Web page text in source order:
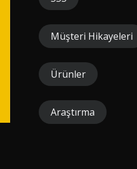
Müşteri Hikayeleri
Ürünler
Araştırma